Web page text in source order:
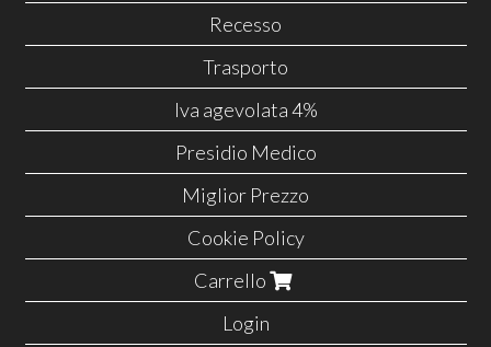
Recesso
Trasporto
Iva agevolata 4%
Presidio Medico
Miglior Prezzo
Cookie Policy
Carrello
Login